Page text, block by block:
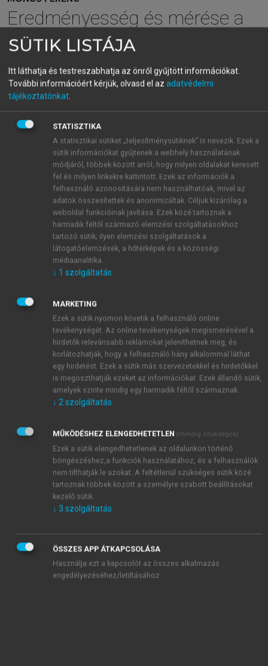
Eredményesség és mérése a
fenntarthatóságra
nevelésben
Diszkusszió
Vizsgálatunkból kitűnik, hogy a használt skálák közül
Megőrzésés aHasználat2-MEV alskálák tételei a
legtöbb minta esetén nagyon szépen elkülönülnek
egymástól, alátámasztva ezzel a 2-MEV-skála
kétdimenziós struktúráját, és annak széles körű
alkalmazhatóságát (lásd
). Így egy további, az előzőektől független
stabilitásának alátámasztását eddig megmutató
nemzetközi kutatások sorához, amelyek méltán teszik
ezt a skálát és immár több mint 30 nyelvre lefordított
változatait az egyik legelterjedtebb és legjobban
használható környezeti attitűdmérő skálává (Bogner
Manoli et al. 2019). Vizsgálatunkban egyedül
az amerikai általános iskolásokon kapott eredmények
képeznek valamelyest kivételt ez alól, meglepő
vizsgált alminta esetében. A megőrzés alskála tételei
itt is szépen, konzekvensen egy faktorba sorolódnak,
azonban a használat alskála egyes tételei az általunk
vizsgált hármas faktorstruktúra mindhárom
faktorában jelentősebb töltetekkel részt vesznek.
SÜTIK LISTÁJA
Itt láthatja és testreszabhatja az önről gyűjtött információkat.
További információért kérjük, olvasd el az adatvédelmi
tájékoztatónkat.
STATISZTIKA
A statisztikai sütiket „teljesítménysütiknek” is nevezik. Ezek a
sütik információkat gyűjtenek a webhely használatának
módjáról, többek között arról, hogy milyen oldalakat keresett
fel és milyen linkekre kattintott. Ezek az információk a
felhasználó azonosítására nem használhatóak, mivel az
adatok összesítettek és anonimizáltak. Céljuk kizárólag a
weboldal funkcióinak javítása. Ezek közé tartoznak a
harmadik féltől származó elemzési szolgáltatásokhoz
tartozó sütik; ilyen elemzési szolgáltatások a
látogatóelemzések, a hőtérképek és a közösségi
médiaanalitika.
↓ 1 szolgáltatás
MARKETING
Ezek a sütik nyomon követik a felhasználó online
tevékenységét. Az online tevékenységek megismerésével a
hirdetők relevánsabb reklámokat jeleníthetnek meg, és
korlátozhatják, hogy a felhasználó hány alkalommal láthat
egy hirdetést. Ezek a sütik más szervezetekkel és hirdetőkkel
is megoszthatják ezeket az információkat. Ezek állandó sütik,
amelyek szinte mindig egy harmadik féltől származnak.
↓ 2szolgáltatás
MŰKÖDÉSHEZ ELENGEDHETETLEN (mindig szükséges)
Ezek a sütik elengedhetetlenek az oldalunkon történő
böngészéshez,a funkciók használatához, és a felhasználók
nem tilthatják le azokat. A feltétlenül szükséges sütik közé
tartoznak többek között a személyre szabott beállításokat
kezelő sütik.
↓ 3 szolgáltatás
ÖSSZES APP ÁTKAPCSOLÁSA
Használja ezt a kapcsolót az összes alkalmazás
engedélyezéséhez/letiltásához.